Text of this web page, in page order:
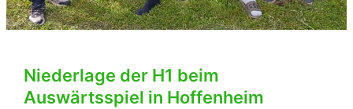
Niederlage der H1 beim
Auswärtsspiel in Hoffenheim